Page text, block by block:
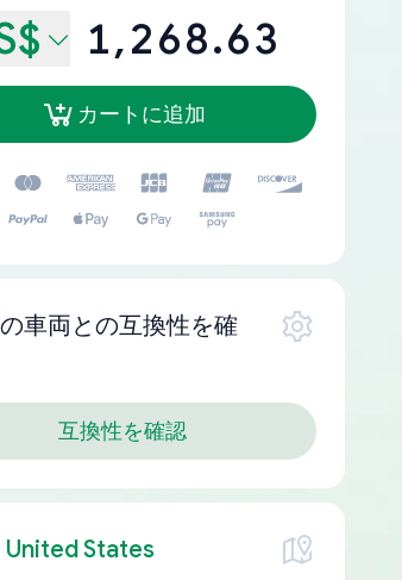
1,268.63
カートに追加
車両との互換性を確
互換性を確認
United States